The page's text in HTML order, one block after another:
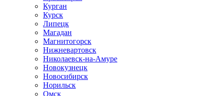
Курган
Курск
Липецк
Магадан
Магнитогорск
Нижневартовск
Николаевск-на-Амуре
Новокузнецк
Новосибирск
Норильск
Омск